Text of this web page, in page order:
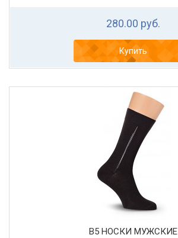
280.00 руб.
Купить
В5 НОСКИ МУЖСКИЕ